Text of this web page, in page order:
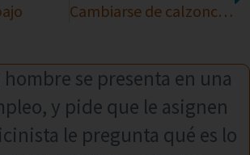
Cambiarse de calzoncillos
se presenta en una
y pide que le asignen
le pregunta qué es lo